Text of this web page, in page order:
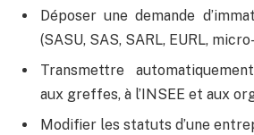
Déposer une demande
(SASU, SAS, SARL, EURL,
Transmettre
aux greffes, à l’INSEE et aux
Modifier les statuts d’une